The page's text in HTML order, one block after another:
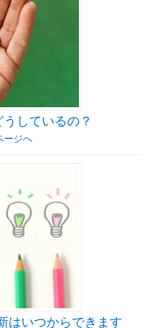
しているの？
ージへ
はいつからできます